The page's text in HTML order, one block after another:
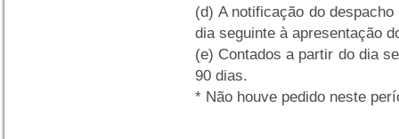
(d) A notificação do
dia seguinte à apresentação
(e) Contados a partir do dia
90 dias.
* Não houve pedido neste